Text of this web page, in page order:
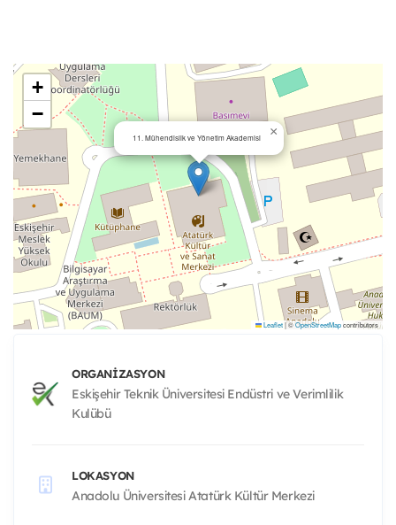
11. Mühendislik ve Yönetim Akademisi ×
+
−
Leaflet|©OpenStreetMapcontributors
ORGANIZASYON
Eskişehir Teknik Üniversitesi Endüstri ve Verimlilik
Kulübü
LOKASYON
Anadolu Üniversitesi Atatürk Kültür Merkezi